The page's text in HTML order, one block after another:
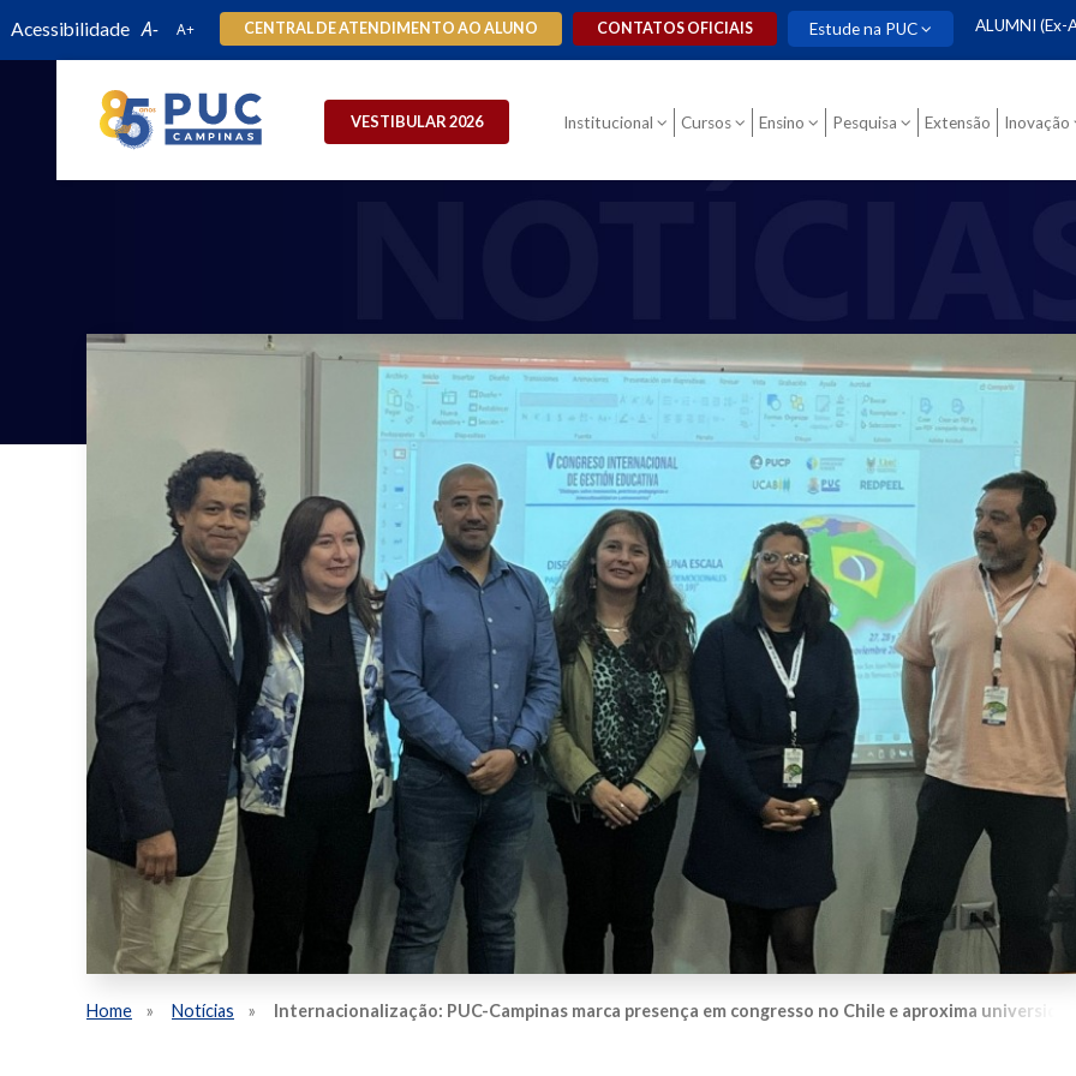
Acessibilidade CENTRAL DE ATENDIMENTO AO ALUNO CONTATOS OFICIAIS Estude na PUC ALUMNI (Ex-
VESTIBULAR 2026 Institucional Cursos Ensino Pesquisa Extensão Inovação
Home Notícias Internacionalização: PUC-Campinas marca presença em congresso no Chile e aproxima